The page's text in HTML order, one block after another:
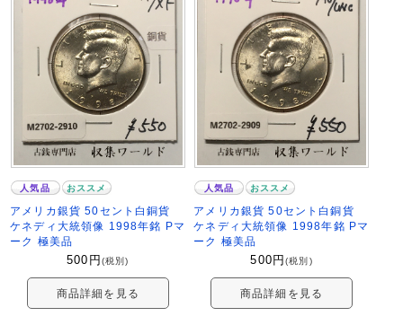
人気品 おススメ
アメリカ銀貨 50セント白銅貨
ケネディ大統領像 1998年銘 Pマ
ーク 極美品
500 円 (税別)
商品詳細を見る
人気品 おススメ
アメリカ銀貨 50セント白銅貨
ケネディ大統領像 1998年銘 Pマ
ーク 極美品
500 円(税別)
商品詳細を見る